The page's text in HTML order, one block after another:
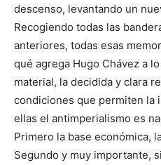
descenso, levantando un
Recogiendo todas las
anteriores, todas esas
qué agrega Hugo Chávez a
material, la decidida y clara
condiciones que permiten la
ellas el antimperialismo es
Primero la base económica,
Segundo y muy importante,